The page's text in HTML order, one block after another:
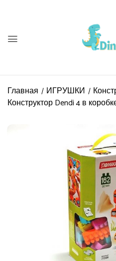
Главная ИГРУШКИ
Конструктор Dendi 4 в
Be the
коробке
Ваш адрес
Ваша оценка